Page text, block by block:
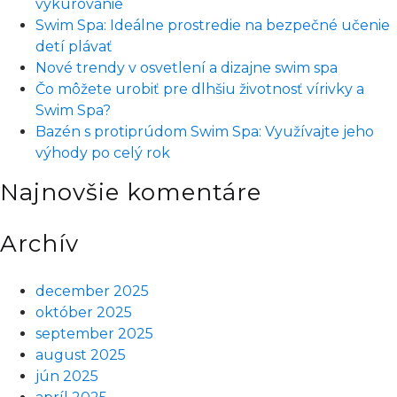
najkrajšiu
chvíľu
dňa
vykurovanie
Swim Spa: Ideálne prostredie na bezpečné učenie
detí plávať
Nové trendy v osvetlení a dizajne swim spa
Čo môžete urobiť pre dlhšiu životnosť vírivky a
Swim Spa?
Bazén s protiprúdom Swim Spa: Využívajte jeho
výhody po celý rok
Najnovšie komentáre
Archív
december 2025
október 2025
september 2025
august 2025
jún 2025